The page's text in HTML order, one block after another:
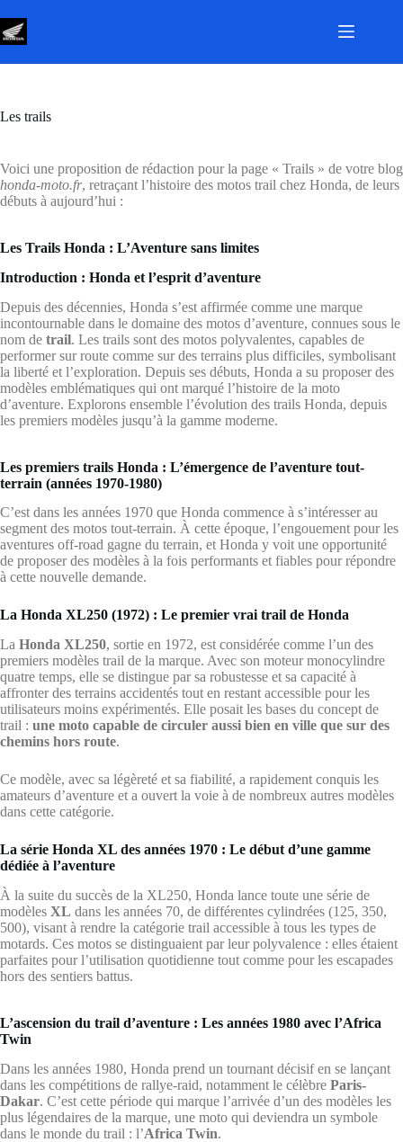
au
contenu
Les trails
Voici une proposition de rédaction pour la page « Trails » de votre blog
honda-moto.fr, retraçant l’histoire des motos trail chez Honda, de leurs
débuts à aujourd’hui :
Les Trails Honda : L’Aventure sans limites
Introduction : Honda et l’esprit d’aventure
Depuis des décennies, Honda s’est affirmée comme une marque
incontournable dans le domaine des motos d’aventure, connues sous le
nom de trail. Les trails sont des motos polyvalentes, capables de
performer sur route comme sur des terrains plus difficiles, symbolisant
la liberté et l’exploration. Depuis ses débuts, Honda a su proposer des
modèles emblématiques qui ont marqué l’histoire de la moto
d’aventure. Explorons ensemble l’évolution des trails Honda, depuis
les premiers modèles jusqu’à la gamme moderne.
Les premiers trails Honda : L’émergence de l’aventure tout-
terrain (années 1970-1980)
C’est dans les années 1970 que Honda commence à s’intéresser au
segment des motos tout-terrain. À cette époque, l’engouement pour les
aventures off-road gagne du terrain, et Honda y voit une opportunité
de proposer des modèles à la fois performants et fiables pour répondre
à cette nouvelle demande.
La Honda XL250 (1972) : Le premier vrai trail de Honda
La Honda XL250, sortie en 1972, est considérée comme l’un des
premiers modèles trail de la marque. Avec son moteur monocylindre
quatre temps, elle se distingue par sa robustesse et sa capacité à
affronter des terrains accidentés tout en restant accessible pour les
utilisateurs moins expérimentés. Elle posait les bases du concept de
trail : une moto capable de circuler aussi bien en ville que sur des
chemins hors route.
Ce modèle, avec sa légèreté et sa fiabilité, a rapidement conquis les
amateurs d’aventure et a ouvert la voie à de nombreux autres modèles
dans cette catégorie.
La série Honda XL des années 1970 : Le début d’une gamme
dédiée à l’aventure
À la suite du succès de la XL250, Honda lance toute une série de
modèles XL dans les années 70, de différentes cylindrées (125, 350,
500), visant à rendre la catégorie trail accessible à tous les types de
motards. Ces motos se distinguaient par leur polyvalence : elles étaient
parfaites pour l’utilisation quotidienne tout comme pour les escapades
hors des sentiers battus.
L’ascension du trail d’aventure : Les années 1980 avec l’Africa
Twin
Dans les années 1980, Honda prend un tournant décisif en se lançant
dans les compétitions de rallye-raid, notamment le célèbre Paris-
Dakar. C’est cette période qui marque l’arrivée d’un des modèles les
plus légendaires de la marque, une moto qui deviendra un symbole
dans le monde du trail : l’Africa Twin.